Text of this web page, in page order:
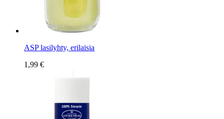
ASP lasilyhty, erilaisia
1,99 €